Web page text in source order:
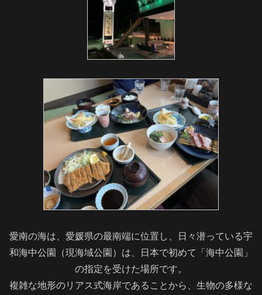
愛南の海は、愛媛県の最南端に位置し、日々潜っている宇
和海中公園（現海域公園）は、日本で初めて「海中公園」
の指定を受けた場所です。
複雑な地形のリアス式海岸であることから、生物の多様な